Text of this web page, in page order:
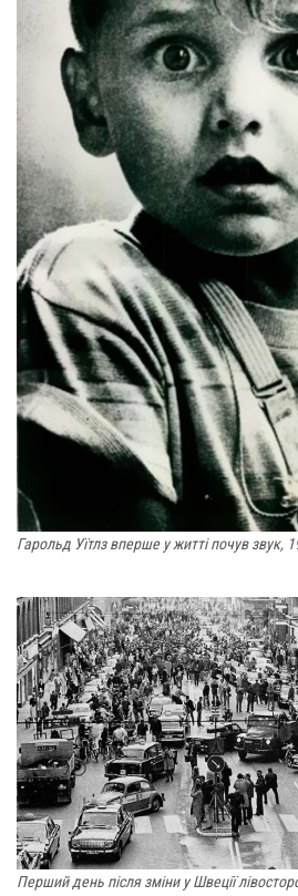
Гарольд Уїтлз вперше у житті почув звук,
Перший день після зміни у Швеції